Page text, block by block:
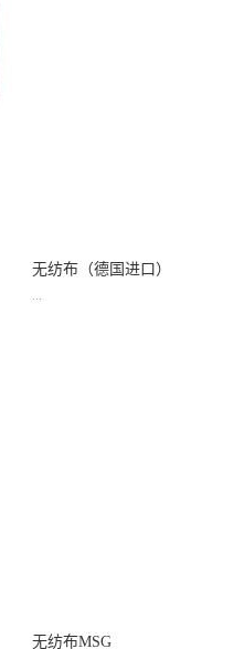
无纺布（德国进口）
...
无纺布MSG